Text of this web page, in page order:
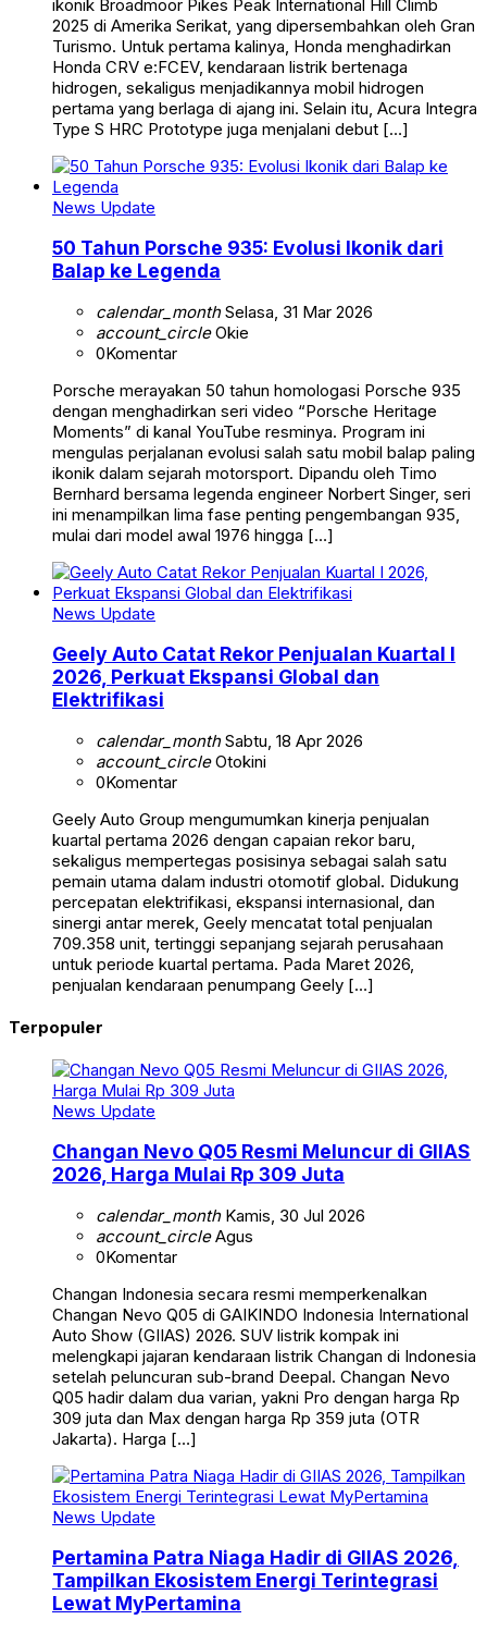
ikonik Broadmoor Pikes Peak International Hill Climb
2025 di Amerika Serikat, yang dipersembahkan oleh Gran
Turismo. Untuk pertama kalinya, Honda menghadirkan
Honda CRV e:FCEV, kendaraan listrik bertenaga
hidrogen, sekaligus menjadikannya mobil hidrogen
pertama yang berlaga di ajang ini. Selain itu, Acura Integra
Type S HRC Prototype juga menjalani debut […]
News Update
50 Tahun Porsche 935: Evolusi Ikonik dari
Balap ke Legenda
calendar_monthSelasa, 31 Mar 2026
account_circleOkie
0Komentar
Porsche merayakan 50 tahun homologasi Porsche 935
dengan menghadirkan seri video “Porsche Heritage
Moments” di kanal YouTube resminya. Program ini
mengulas perjalanan evolusi salah satu mobil balap paling
ikonik dalam sejarah motorsport. Dipandu oleh Timo
Bernhard bersama legenda engineer Norbert Singer, seri
ini menampilkan lima fase penting pengembangan 935,
mulai dari model awal 1976 hingga […]
News Update
Geely Auto Catat Rekor Penjualan Kuartal I
2026, Perkuat Ekspansi Global dan
Elektrifikasi
calendar_monthSabtu, 18 Apr 2026
account_circleOtokini
0Komentar
Geely Auto Group mengumumkan kinerja penjualan
kuartal pertama 2026 dengan capaian rekor baru,
sekaligus mempertegas posisinya sebagai salah satu
pemain utama dalam industri otomotif global. Didukung
percepatan elektrifikasi, ekspansi internasional, dan
sinergi antar merek, Geely mencatat total penjualan
709.358 unit, tertinggi sepanjang sejarah perusahaan
untuk periode kuartal pertama. Pada Maret 2026,
penjualan kendaraan penumpang Geely […]
Terpopuler
News Update
Changan Nevo Q05 Resmi Meluncur di GIIAS
2026, Harga Mulai Rp 309 Juta
calendar_monthKamis, 30 Jul 2026
account_circleAgus
0Komentar
Changan Indonesia secara resmi memperkenalkan
Changan Nevo Q05 di GAIKINDO Indonesia International
Auto Show (GIIAS) 2026. SUV listrik kompak ini
melengkapi jajaran kendaraan listrik Changan di Indonesia
setelah peluncuran sub-brand Deepal. Changan Nevo
Q05 hadir dalam dua varian, yakni Pro dengan harga Rp
309 juta dan Max dengan harga Rp 359 juta (OTR
Jakarta). Harga […]
News Update
Pertamina Patra Niaga Hadir di GIIAS 2026,
Tampilkan Ekosistem Energi Terintegrasi
Lewat MyPertamina